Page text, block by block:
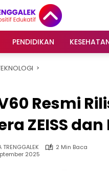
PENDIDIKAN
Resmi
ZEISS
TRENGGALEK
2 Min Baca
2025